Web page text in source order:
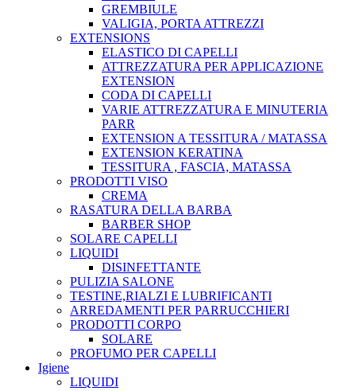
GREMBIULE
VALIGIA, PORTA ATTREZZI
EXTENSIONS
ELASTICO DI CAPELLI
ATTREZZATURA PER APPLICAZIONE
EXTENSION
CODA DI CAPELLI
VARIE ATTREZZATURA E MINUTERIA
PARR
EXTENSION A TESSITURA / MATASSA
EXTENSION KERATINA
TESSITURA , FASCIA, MATASSA
PRODOTTI VISO
CREMA
RASATURA DELLA BARBA
BARBER SHOP
SOLARE CAPELLI
LIQUIDI
DISINFETTANTE
PULIZIA SALONE
TESTINE,RIALZI E LUBRIFICANTI
ARREDAMENTI PER PARRUCCHIERI
PRODOTTI CORPO
SOLARE
PROFUMO PER CAPELLI
Igiene
LIQUIDI